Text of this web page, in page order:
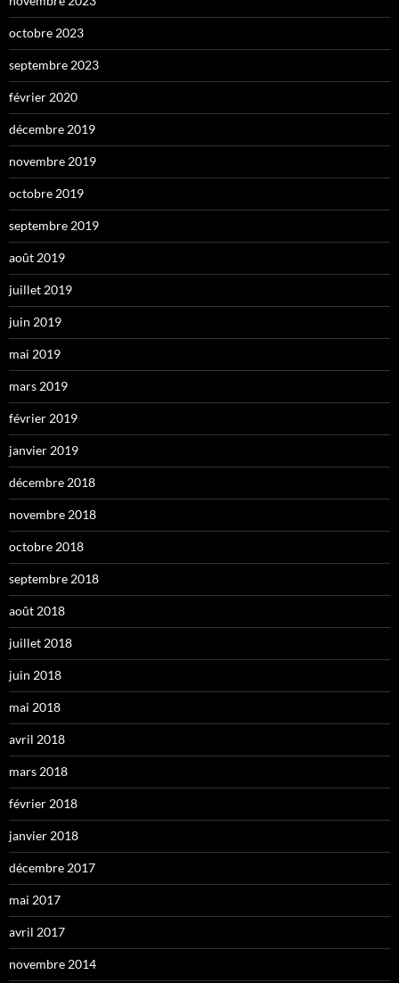
octobre 2023
septembre 2023
février 2020
décembre 2019
novembre 2019
octobre 2019
septembre 2019
août 2019
juillet 2019
juin 2019
mai 2019
mars 2019
février 2019
janvier 2019
décembre 2018
novembre 2018
octobre 2018
septembre 2018
août 2018
juillet 2018
juin 2018
mai 2018
avril 2018
mars 2018
février 2018
janvier 2018
décembre 2017
mai 2017
avril 2017
novembre 2014